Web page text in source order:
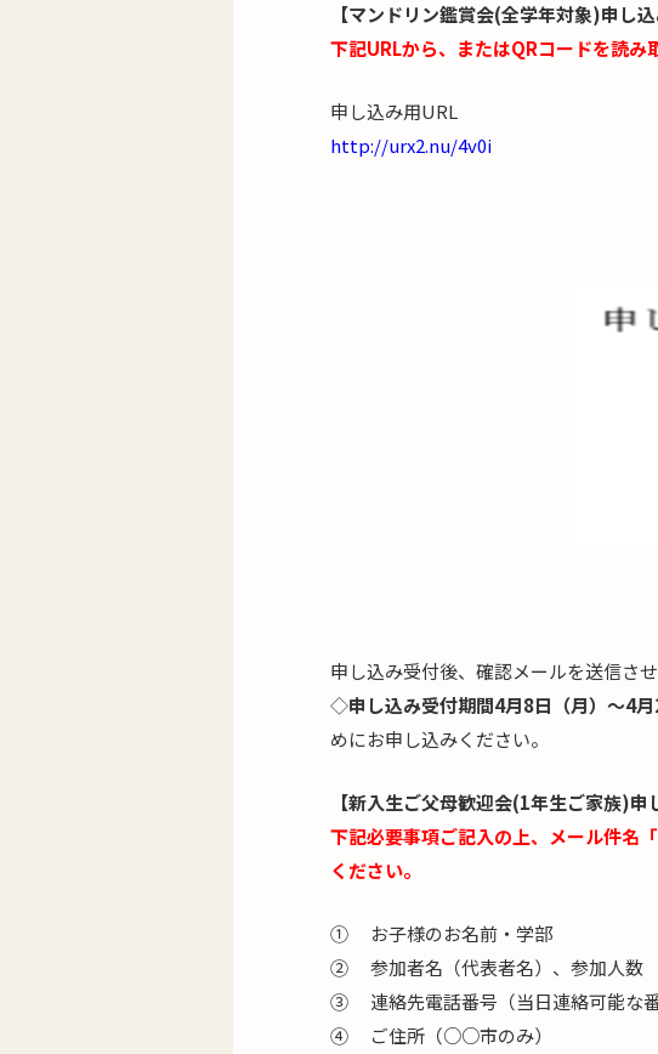
【マンドリン鑑賞会(全学年対象)申し込
下記URLから、またはQRコードを読み
申し込み用URL
http://urx2.nu/4v0i
申し込み受付後、確認メールを送信さ
◇申し込み受付期間4月8日（月）～4
めにお申し込みください。
【新入生ご父母歓迎会(1年生ご家族)申
下記必要事項ご記入の上、メール件名
ください。
① お子様のお名前・学部
② 参加者名（代表者名）、参加人数
③ 連絡先電話番号（当日連絡可能な番
④ ご住所（○○市のみ）